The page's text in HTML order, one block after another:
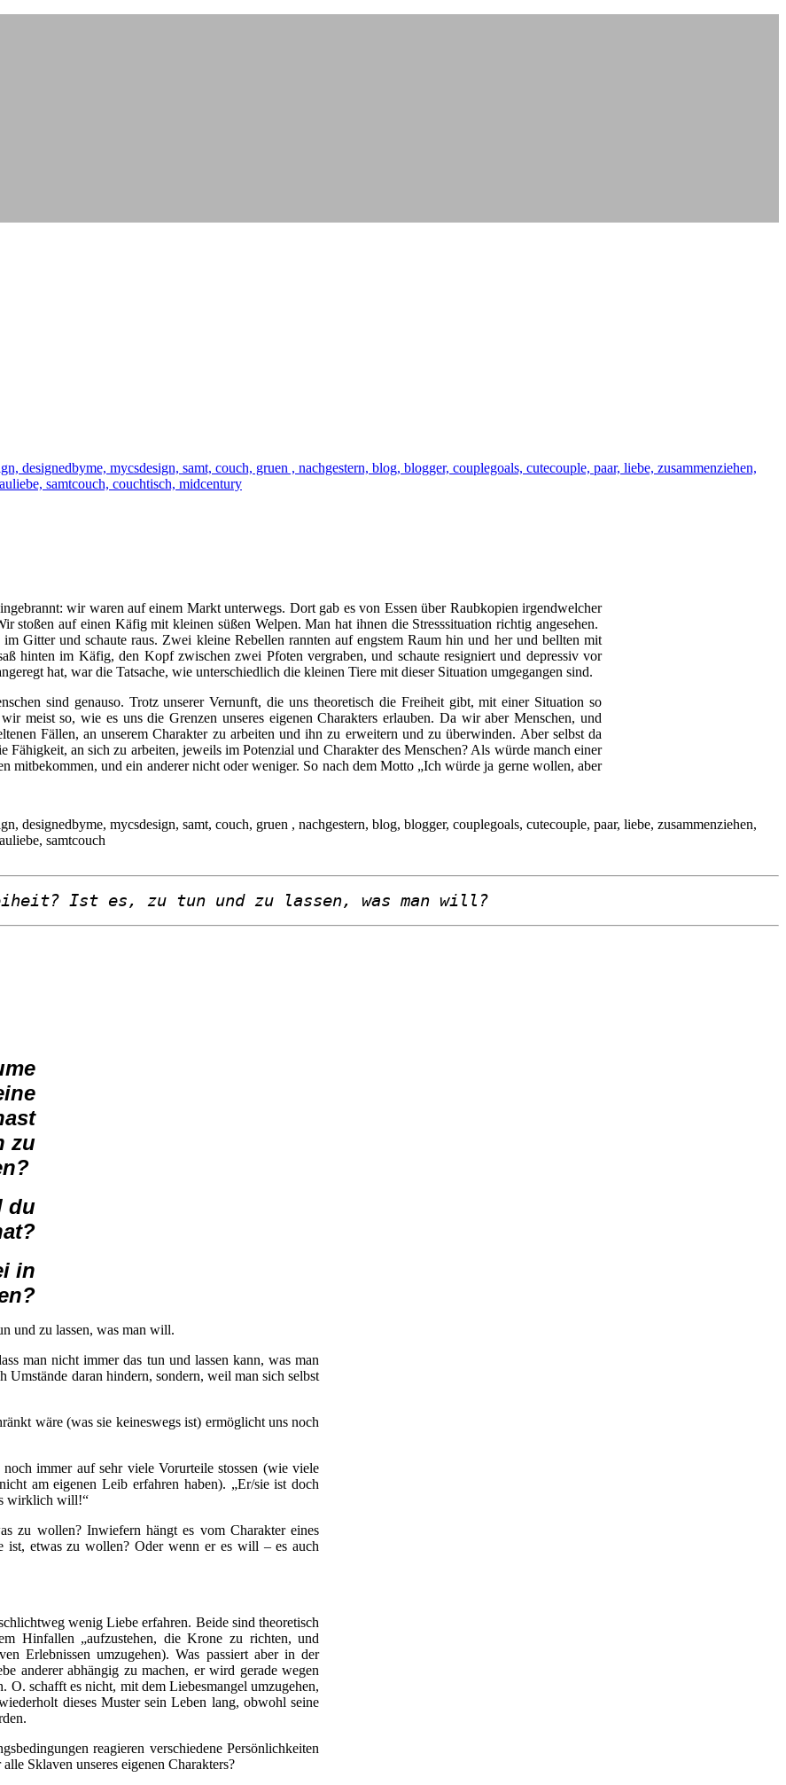
wir waren auf einem Markt unterwegs. Dort gab es von Essen über Raubkopien irgendwelcher
stoßen auf einen Käfig mit kleinen süßen Welpen. Man hat ihnen die Stresssituation richtig angesehen.
Gitter und schaute raus. Zwei kleine Rebellen rannten auf engstem Raum hin und her und bellten mit
hinten im Käfig, den Kopf zwischen zwei Pfoten vergraben, und schaute resigniert und depressiv vor
hat, war die Tatsache, wie unterschiedlich die kleinen Tiere mit dieser Situation umgegangen sind.
sind genauso. Trotz unserer Vernunft, die uns theoretisch die Freiheit gibt, mit einer Situation so
meist so, wie es uns die Grenzen unseres eigenen Charakters erlauben. Da wir aber Menschen, und
Fällen, an unserem Charakter zu arbeiten und ihn zu erweitern und zu überwinden. Aber selbst da
Fähigkeit, an sich zu arbeiten, jeweils im Potenzial und Charakter des Menschen? Als würde manch einer
mitbekommen, und ein anderer nicht oder weniger. So nach dem Motto „Ich würde ja gerne wollen, aber
Ist es, zu tun und zu lassen, was man will?
zu
du
in
und zu lassen, was man will.
man nicht immer das tun und lassen kann, was man
daran hindern, sondern, weil man sich selbst
wäre (was sie keineswegs ist) ermöglicht uns noch
immer auf sehr viele Vorurteile stossen (wie viele
am eigenen Leib erfahren haben). „Er/sie ist doch
wirklich will!“
zu wollen? Inwiefern hängt es vom Charakter eines
ist, etwas zu wollen? Oder wenn er es will – es auch
wenig Liebe erfahren. Beide sind theoretisch
Hinfallen „aufzustehen, die Krone zu richten, und
Erlebnissen umzugehen). Was passiert aber in der
anderer abhängig zu machen, er wird gerade wegen
O. schafft es nicht, mit dem Liebesmangel umzugehen,
dieses Muster sein Leben lang, obwohl seine
reagieren verschiedene Persönlichkeiten
Sklaven unseres eigenen Charakters?